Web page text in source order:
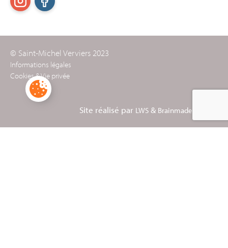
© Saint-Michel Verviers 2023
Informations légales
Cookies & Vie privée
Site réalisé par LWS & Brainmade Agency